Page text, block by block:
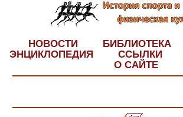
НОВОСТИ БИБЛИОТЕКА
ЭНЦИКЛОПЕДИЯ
ССЫЛКИ
О САЙТЕ